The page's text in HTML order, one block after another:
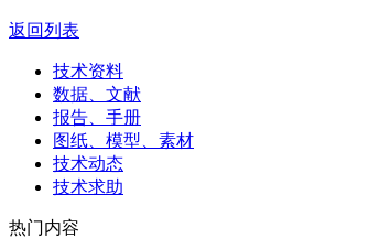
返回列表
技术资料
数据、文献
报告、手册
图纸、模型、素材
技术动态
技术求助
热门内容